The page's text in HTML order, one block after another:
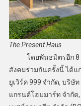
The Present Haus
โดยพันธมิตรอีก 8 บ
สังคมร่วมกันครั้งนี้ ได้แ
ยูเวิร์ค 999 จำกัด, บริ
แกรนด์โฮมมาร์ท จำกัด